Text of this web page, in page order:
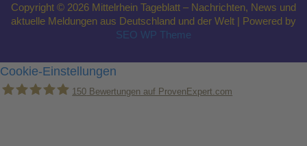
Copyright © 2026 Mittelrhein Tageblatt – Nachrichten, News und
aktuelle Meldungen aus Deutschland und der Welt | Powered by
SEO WP Theme
Cookie-Einstellungen
150 Bewertungen auf ProvenExpert.com